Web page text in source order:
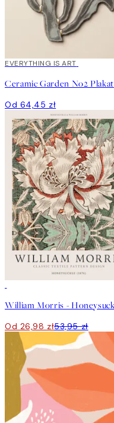
EVERYTHING IS ART
Ceramic Garden No2 Plakat
Od 64,45 zł
Od 26,98 zł53,95 zł